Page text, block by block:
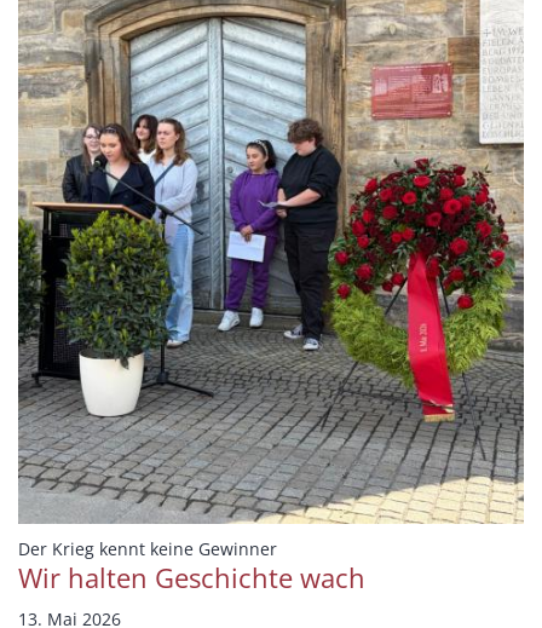
Der Krieg kennt keine Gewinner:
Wir halten Geschichte wach
13. Mai 2026